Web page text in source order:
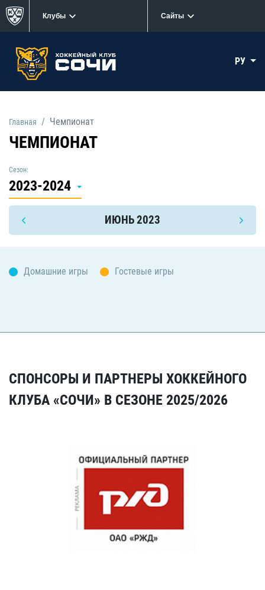
Клубы Сайты
РУ
Главная Чемпионат
ЧЕМПИОНАТ
Сезон:
2023-2024
ИЮНЬ 2023
Домашние игры Гостевые игры
СПОНСОРЫ И ПАРТНЕРЫ ХОККЕЙНОГО
КЛУБА «СОЧИ» В СЕЗОНЕ 2025/2026